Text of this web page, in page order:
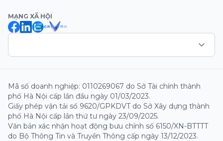
MẠNG XÃ HỘI
Mã số doanh nghiệp: 0110269067 do Sở Tài chính thành
phố Hà Nội cấp lần đầu ngày 01/03/2023.
Giấy phép vận tải số 9620/GPKDVT do Sở Xây dựng thành
phố Hà Nội cấp lần thứ tư ngày 23/09/2025.
Văn bản xác nhận hoạt động bưu chính số 6150/XN-BTTTT
do Bộ Thông Tin và Truyền Thông cấp ngày 13/12/2023.